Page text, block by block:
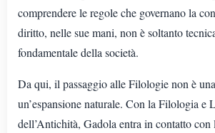
comprendere le regole che governano la
diritto, nelle sue mani, non è soltanto
fondamentale della società.
Da qui, il passaggio alle Filologie non è
un’espansione naturale. Con la Filologia e
dell’Antichità, Gadola entra in contatto